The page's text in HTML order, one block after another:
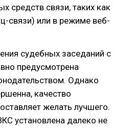
средств связи, таких как
связи) или в режиме веб-
судебных заседаний с
предусмотрена
Однако
качество
желать лучшего.
установлена далеко не